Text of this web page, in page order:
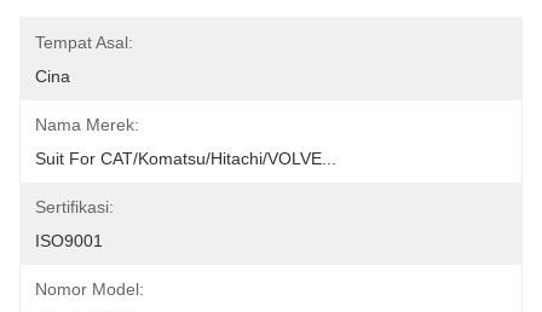
Tempat Asal:
Cina
Nama Merek:
Suit For CAT/Komatsu/Hitachi/VOLVE...
Sertifikasi:
ISO9001
Nomor Model: